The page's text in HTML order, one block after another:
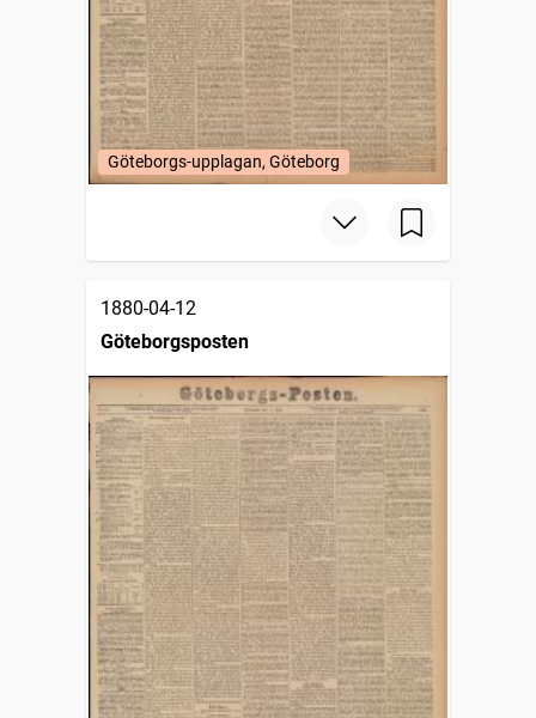
Göteborgs-upplagan, Göteborg
1880-04-12
Göteborgsposten